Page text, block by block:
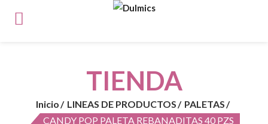
TIENDA
Inicio LINEAS DE PRODUCTOS
PALETAS
CANDY POP PALETA REBANADITAS 40 PZS